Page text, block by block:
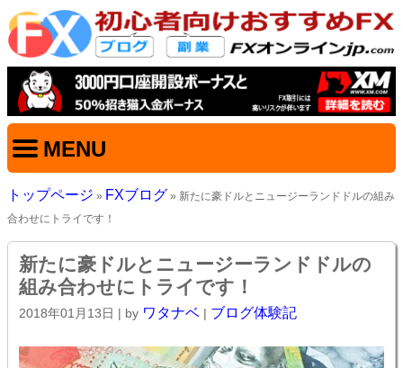
MENU
トップページ » FXブログ » 新たに豪ドルとニュージーランドドルの組み
合わせにトライです！
新たに豪ドルとニュージーランドドルの
組み合わせにトライです！
2018年01月13日 | by ワタナベ | ブログ体験記